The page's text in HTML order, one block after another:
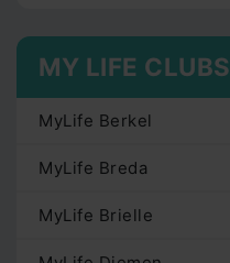
MY LIFE CLUBS
MyLife Berkel
MyLife Breda
MyLife Brielle